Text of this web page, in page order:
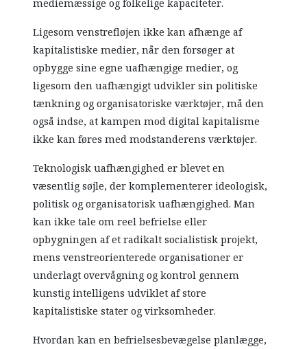
mediemæssige og folkelige kapaciteter.
Ligesom venstrefløjen ikke kan afhænge af
kapitalistiske medier, når den forsøger at
opbygge sine egne uafhængige medier, og
ligesom den uafhængigt udvikler sin politiske
tænkning og organisatoriske værktøjer, må den
også indse, at kampen mod digital kapitalisme
ikke kan føres med modstanderens værktøjer.
Teknologisk uafhængighed er blevet en
væsentlig søjle, der komplementerer ideologisk,
politisk og organisatorisk uafhængighed. Man
kan ikke tale om reel befrielse eller
opbygningen af et radikalt socialistisk projekt,
mens venstreorienterede organisationer er
underlagt overvågning og kontrol gennem
kunstig intelligens udviklet af store
kapitalistiske stater og virksomheder.
Hvordan kan en befrielsesbevægelse planlægge,